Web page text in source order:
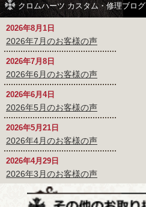
クロムハーツ カスタム・修理ブログ
2026年8月1日
2026年7月のお客様の声
2026年7月8日
2026年6月のお客様の声
2026年6月4日
2026年5月のお客様の声
2026年5月21日
2026年4月のお客様の声
2026年4月29日
2026年3月のお客様の声